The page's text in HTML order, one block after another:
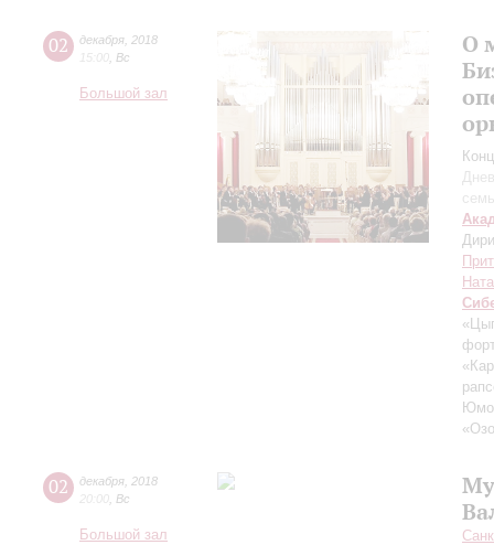
02 декабря 2018
15:00 Вс
Большой зал
О
02 декабря 2018
20:00 Вс
Большой зал